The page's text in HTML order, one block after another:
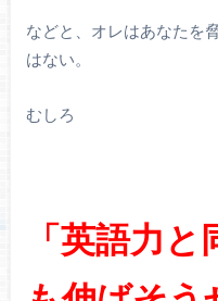
などと、オレはあなたを
はない。
むしろ
「英語力と